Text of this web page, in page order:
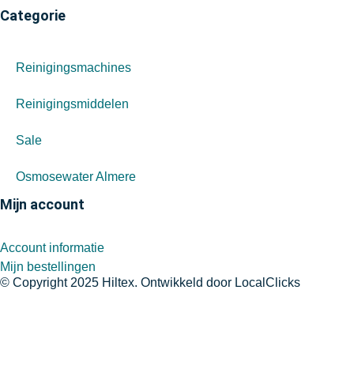
Categorie
Reinigingsmachines
Reinigingsmiddelen
Sale
Osmosewater Almere
Mijn account
Account informatie
Mijn bestellingen
© Copyright 2025 Hiltex. Ontwikkeld door LocalClicks